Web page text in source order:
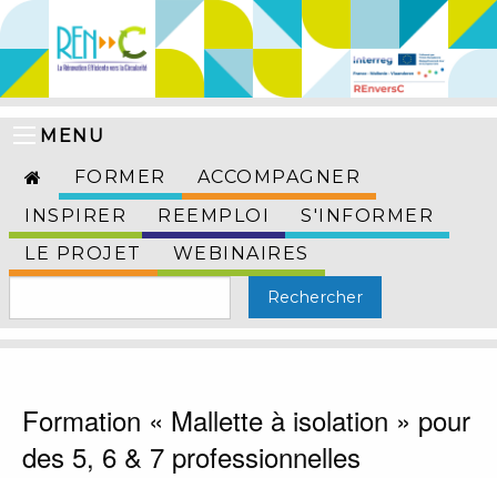
MENU
FORMER
ACCOMPAGNER
INSPIRER
REEMPLOI
S'INFORMER
LE PROJET
WEBINAIRES
Formation « Mallette à isolation » pour
des 5, 6 & 7 professionnelles